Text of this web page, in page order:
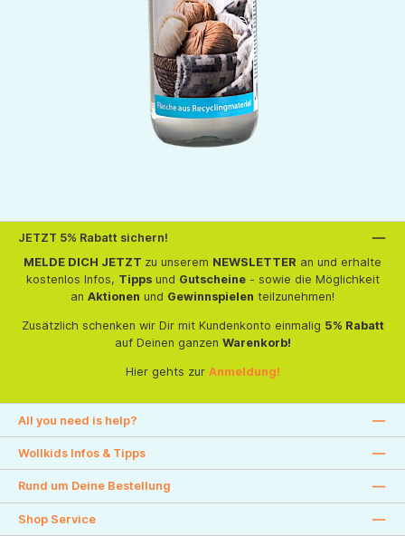
JETZT 5% Rabatt sichern!
MELDE DICH JETZT zu unserem NEWSLETTER an und erhalte
kostenlos Infos, Tippsund Gutscheine- sowie die Möglichkeit
an Aktionen und Gewinnspielen teilzunehmen!
Zusätzlich schenken wir Dir mit Kundenkonto einmalig 5% Rabatt
auf Deinen ganzen Warenkorb!
Hier gehts zur Anmeldung!
All you need is help?
Wollkids Infos & Tipps
Rund um Deine Bestellung
Shop Service